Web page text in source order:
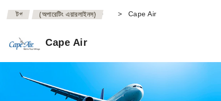
টপ >
(অপারেটিং এয়ারলাইনস) > Cape Air
Cape Air